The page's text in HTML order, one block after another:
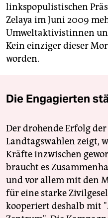
linkspopulistischen
Zelaya im Juni 2009
Umweltaktivistinnen
Kein einziger dieser
worden.
Die Engagierten
Der drohende Erfolg
Landtagswahlen zeigt,
Kräfte inzwischen
braucht es
und vor allem mit den
für eine starke
kooperiert deshalb mit